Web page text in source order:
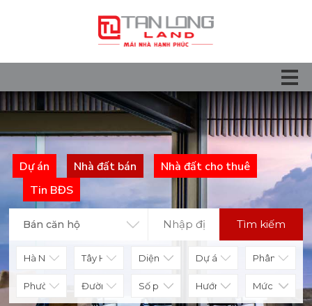
Dự án Nhà đất bán
Nhà đất cho thuê
Tin BĐS
Bán căn hộ Tìm kiếm
Diện tích
Số phòng Hướng nhà Mức giá